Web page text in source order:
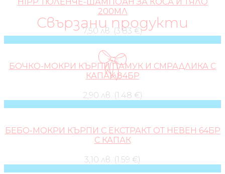
Свързани продукти
200МЛ
7,50 лв. (3.83 €)
БОЧКО-МОКРИ КЪРПИ ПАМУК И СМРАДЛИКА С
КАПАК 84БР
2,90 лв. (1.48 €)
БЕБО-МОКРИ КЪРПИ С ЕКСТРАКТ ОТ НЕВЕН 64БР
С КАПАК
3,10 лв. (1.59 €)